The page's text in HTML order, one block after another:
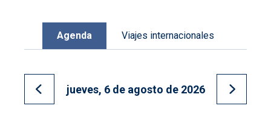
Agenda Viajes internacionales
Ir al día anterior
jueves, 6 de agosto de 2026
Ir al día